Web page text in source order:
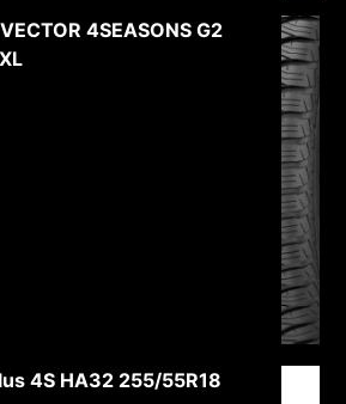
4SEASONS G2
4S HA32 255/55R18